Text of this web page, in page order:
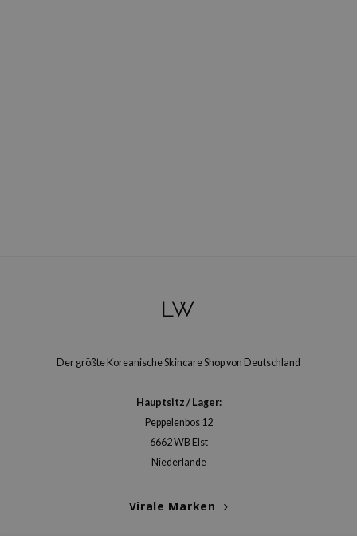
Der größte Koreanische Skincare Shop von Deutschland
Hauptsitz / Lager:
Peppelenbos 12
6662 WB Elst
Niederlande
Virale Marken